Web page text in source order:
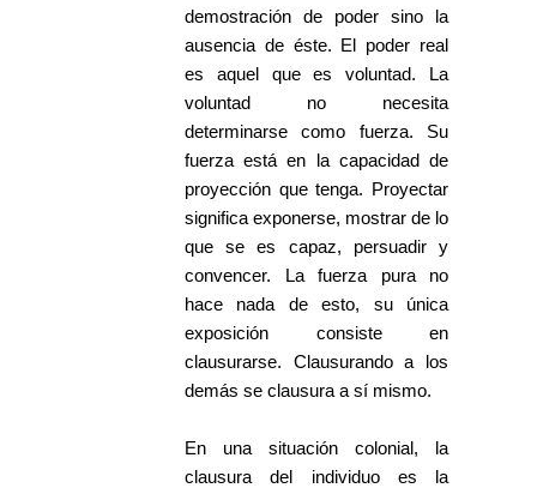
demostración de poder sino la
ausencia de éste. El poder real
es aquel que es voluntad. La
voluntad no necesita
determinarse como fuerza. Su
fuerza está en la capacidad de
proyección que tenga. Proyectar
significa exponerse, mostrar de lo
que se es capaz, persuadir y
convencer. La fuerza pura no
hace nada de esto, su única
exposición consiste en
clausurarse. Clausurando a los
demás se clausura a sí mismo.
En una situación colonial, la
clausura del individuo es la